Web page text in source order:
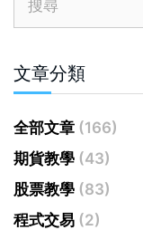
文章分類
全部文章 (166)
期貨教學 (43)
股票教學 (83)
程式交易 (2)